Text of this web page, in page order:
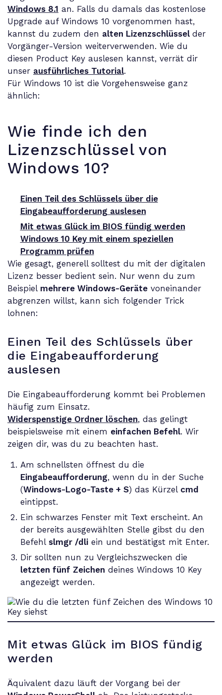
Windows 8.1 an. Falls du damals das kostenlose
Upgrade auf Windows 10 vorgenommen hast,
kannst du zudem den alten Lizenzschlüssel der
Vorgänger-Version weiterverwenden. Wie du
diesen Product Key auslesen kannst, verrät dir
unser ausführliches Tutorial.
Für Windows 10 ist die Vorgehensweise ganz
ähnlich:
Wie finde ich den
Lizenzschlüssel von
Windows 10?
Einen Teil des Schlüssels über die
Eingabeaufforderung auslesen
Mit etwas Glück im BIOS fündig werden
Windows 10 Key mit einem speziellen
Programm prüfen
Wie gesagt, generell solltest du mit der digitalen
Lizenz besser bedient sein. Nur wenn du zum
Beispiel mehrere Windows-Geräte voneinander
abgrenzen willst, kann sich folgender Trick
lohnen:
Einen Teil des Schlüssels über
die Eingabeaufforderung
auslesen
Die Eingabeaufforderung kommt bei Problemen
häufig zum Einsatz.
Widerspenstige Ordner löschen, das gelingt
beispielsweise mit einem einfachen Befehl. Wir
zeigen dir, was du zu beachten hast.
Am schnellsten öffnest du die
Eingabeaufforderung, wenn du in der Suche
(Windows-Logo-Taste + S) das Kürzel cmd
eintippst.
Ein schwarzes Fenster mit Text erscheint. An
der bereits ausgewählten Stelle gibst du den
Befehl slmgr /dliein und bestätigst mit Enter.
Dir sollten nun zu Vergleichszwecken die
letzten fünf Zeichen deines Windows 10 Key
angezeigt werden.
Mit etwas Glück im BIOS fündig
werden
Äquivalent dazu läuft der Vorgang bei der